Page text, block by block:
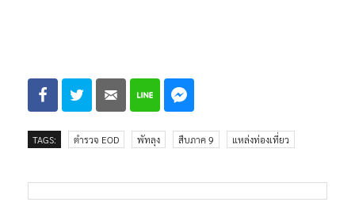
TAGS: ตำรวจ EOD พัทลุง สืบภาค 9 แหล่งท่องเที่ยว